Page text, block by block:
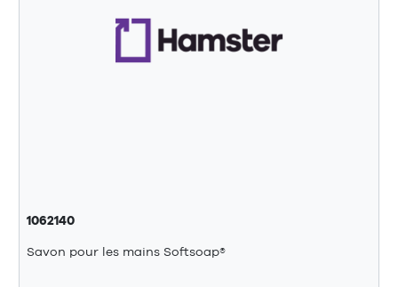
1062140
Savon pour les mains Softsoap®